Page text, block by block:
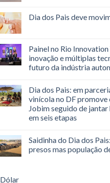
Dia dos Pais deve
Painel no Rio
inovação e múltiplas
futuro da indústria
Dia dos Pais: em
vinícola no DF promove
Jobim seguido de
em seis etapas
Saidinha do Dia dos
presos mas população
Dólar